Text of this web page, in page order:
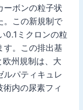
ーボンの粒子状
。この新規制で
0.1ミクロンの粒
す。この排出基
欧州規制は、大
ルパティキュレ
術内の尿素フィ